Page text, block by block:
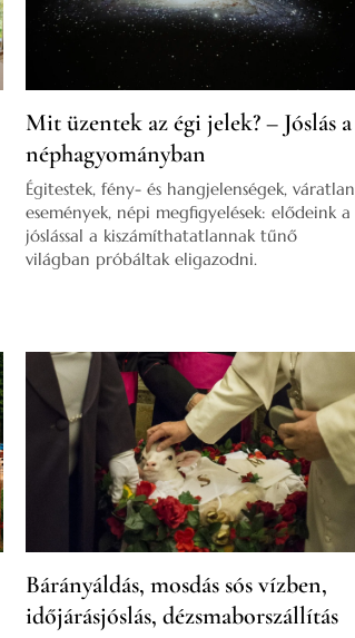
Mit üzentek az égi jelek? – Jóslás a
néphagyományban
Égitestek, fény- és hangjelenségek, váratlan
események, népi megfigyelések: elődeink a
jóslással a kiszámíthatatlannak tűnő
világban próbáltak eligazodni.
Bárányáldás, mosdás sós vízben,
időjárásjóslás, dézsmaborszállítás